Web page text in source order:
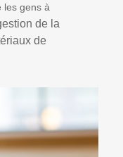
les gens à
de la
de